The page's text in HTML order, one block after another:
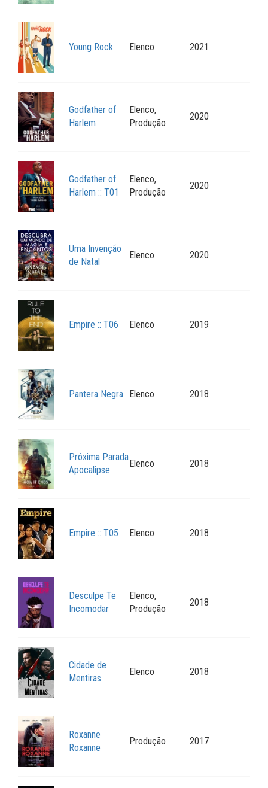
Young Rock Elenco 2021
Godfather of
Harlem
Elenco,
Produção
2020
Godfather of
Harlem :: T01
Elenco,
Produção
2020
Uma Invenção
de Natal
Elenco 2020
Empire :: T06 Elenco 2019
Pantera Negra Elenco 2018
Próxima Parada
Apocalipse
Elenco 2018
Empire :: T05 Elenco 2018
Desculpe Te
Incomodar
Elenco,
Produção
2018
Cidade de
Mentiras
Elenco 2018
Roxanne
Roxanne
Produção 2017